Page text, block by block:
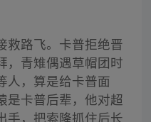
救路飞。卡普拒绝晋
，青雉偶遇草帽团时
人，算是给卡普面
是卡普后辈，他对超
手，把索隆抓住后长